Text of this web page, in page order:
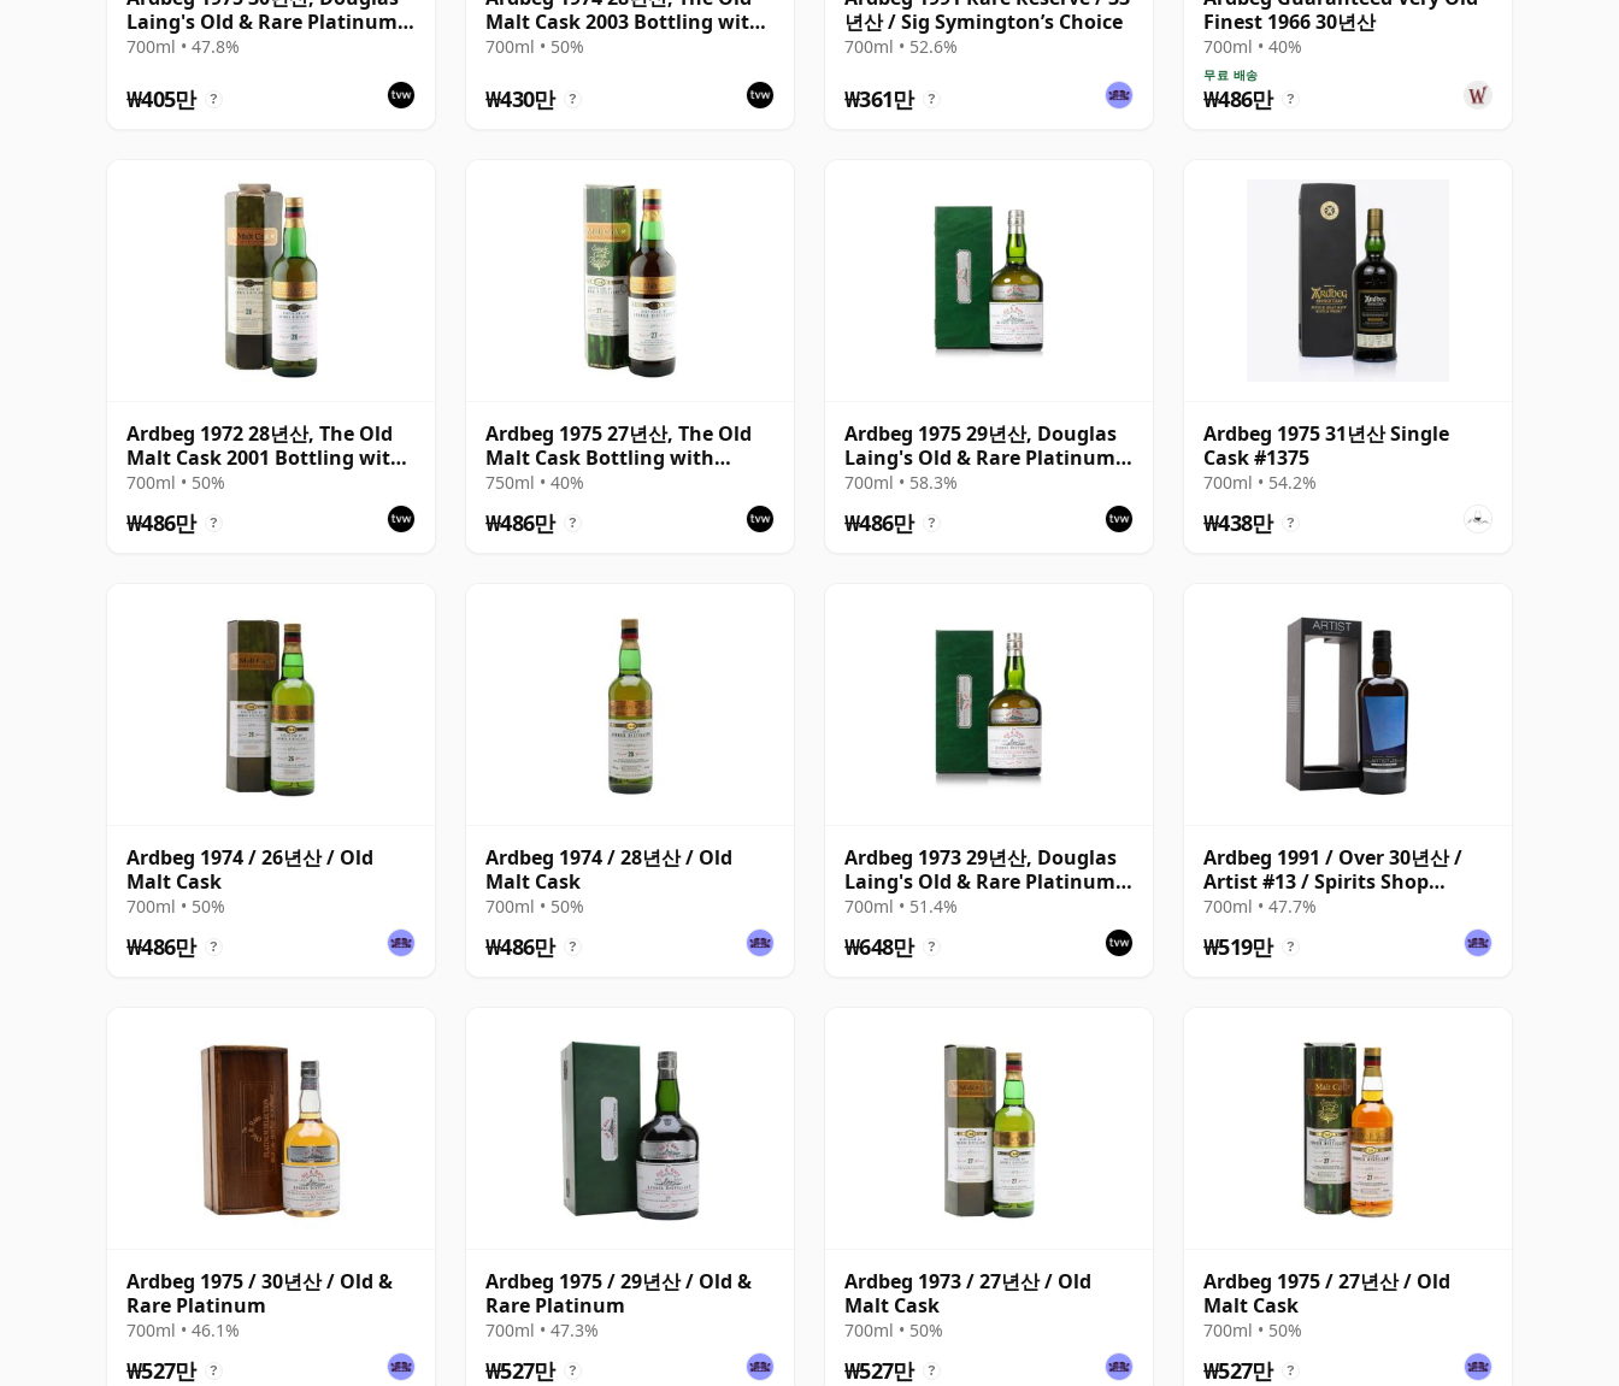
Laing's Old & Rare Platinum
Selection 2005 Bottling
700ml • 47.8%
₩405만 ?
Malt Cask 2003 Bottling with
Carton
700ml • 50%
₩430만 ?
년산 / Sig Symington’s Choice
700ml • 52.6%
₩361만 ?
Finest 1966 30년산
700ml • 40%
무료 배송
₩486만 ?
Ardbeg 1972 28년산, The Old
Malt Cask 2001 Bottling with
Carton
700ml • 50%
₩486만 ?
Ardbeg 1975 27년산, The Old
Malt Cask Bottling with
Carton
750ml • 40%
₩486만 ?
Ardbeg 1975 29년산, Douglas
Laing's Old & Rare Platinum
Selection 2004 Bottling
700ml • 58.3%
₩486만 ?
Ardbeg 1975 31년산 Single
Cask #1375
700ml • 54.2%
₩438만 ?
Ardbeg 1974 / 26년산 / Old
Malt Cask
700ml • 50%
₩486만 ?
Ardbeg 1974 / 28년산 / Old
Malt Cask
700ml • 50%
₩486만 ?
Ardbeg 1973 29년산, Douglas
Laing's Old & Rare Platinum
Selection 2002 Bottling
700ml • 51.4%
₩648만 ?
Ardbeg 1991 / Over 30년산 /
Artist #13 / Spirits Shop
Selection for LMDW
700ml • 47.7%
₩519만 ?
Ardbeg 1975 / 30년산 / Old &
Rare Platinum
700ml • 46.1%
₩527만 ?
Ardbeg 1975 / 29년산 / Old &
Rare Platinum
700ml • 47.3%
₩527만 ?
Ardbeg 1973 / 27년산 / Old
Malt Cask
700ml • 50%
₩527만 ?
Ardbeg 1975 / 27년산 / Old
Malt Cask
700ml • 50%
₩527만 ?